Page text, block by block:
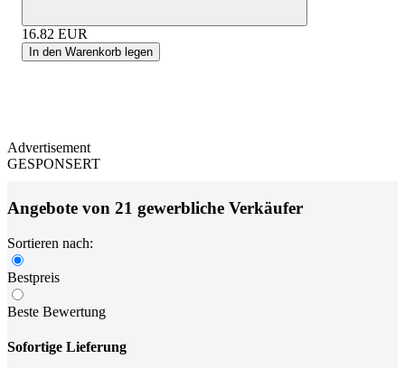
16.82 EUR
In den Warenkorb legen
Advertisement
GESPONSERT
Angebote von 21 gewerbliche Verkäufer
Sortieren nach:
Bestpreis
Beste Bewertung
Sofortige Lieferung